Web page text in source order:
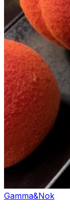
Gamma&Nok